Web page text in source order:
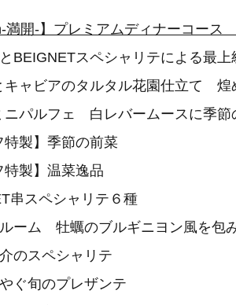
満開-】プレミアムディナーコース
BEIGNETスペシャリテによる最
キャビアのタルタル花園仕立て
ニパルフェ 白レバームースに季節
特製】季節の前菜
特製】温菜逸品
串スペシャリテ６種
ーム 牡蠣のブルギニヨン風を包
のスペシャリテ
ぐ旬のプレザンテ